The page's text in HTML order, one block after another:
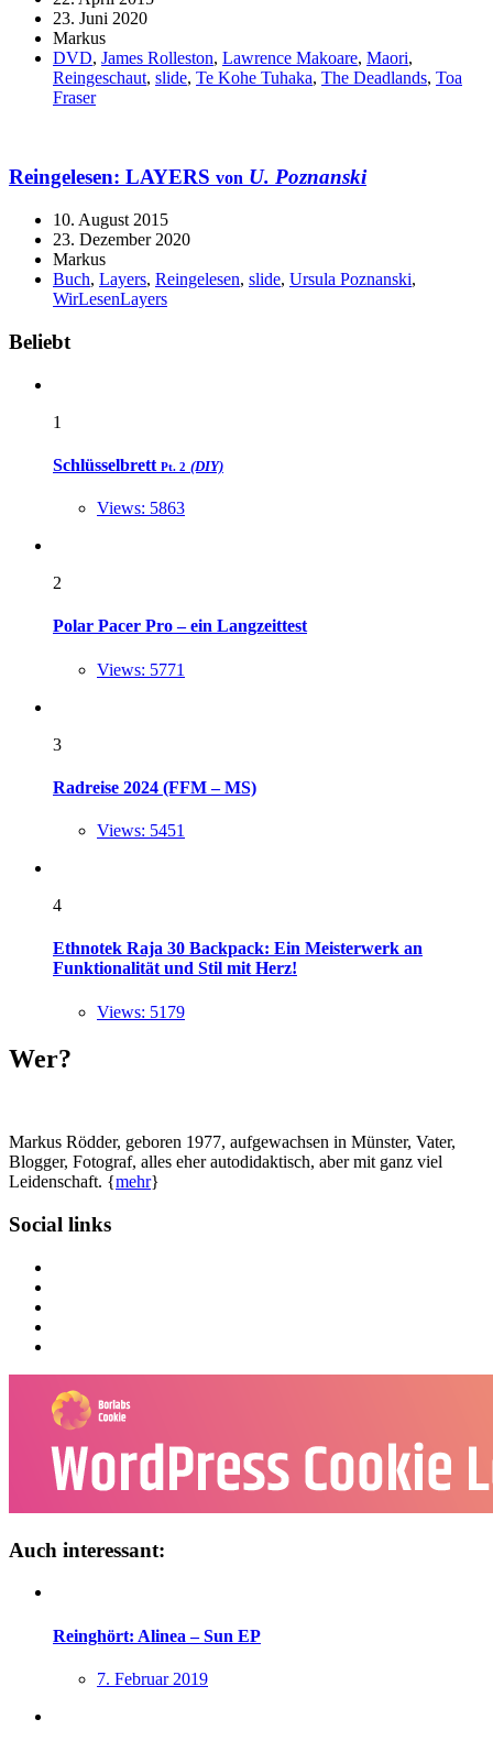
23. Juni 2020
Markus
DVD, James Rolleston, Lawrence Makoare, Maori,
Reingeschaut, slide, Te Kohe Tuhaka, The Deadlands, Toa
Fraser
Reingelesen: LAYERS von U. Poznanski
10. August 2015
23. Dezember 2020
Markus
Buch, Layers, Reingelesen, slide, Ursula Poznanski,
WirLesenLayers
Widgets
Beliebt
1
Schlüsselbrett Pt. 2 (DIY)
Views: 5863
2
Polar Pacer Pro – ein Langzeittest
Views: 5771
3
Radreise 2024 (FFM – MS)
Views: 5451
4
Ethnotek Raja 30 Backpack: Ein Meisterwerk an
Funktionalität und Stil mit Herz!
Views: 5179
Wer?
Markus Rödder, geboren 1977, aufgewachsen in Münster, Vater,
Blogger, Fotograf, alles eher autodidaktisch, aber mit ganz viel
Leidenschaft. {mehr}
Social links
Auch interessant:
Reinghört: Alinea – Sun EP
7. Februar 2019